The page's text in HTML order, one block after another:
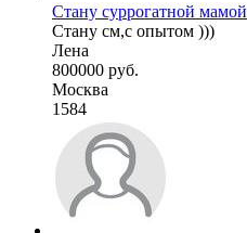
Стану суррогатной мамой
Стану см,с опытом )))
Лена
800000 руб.
Москва
1584